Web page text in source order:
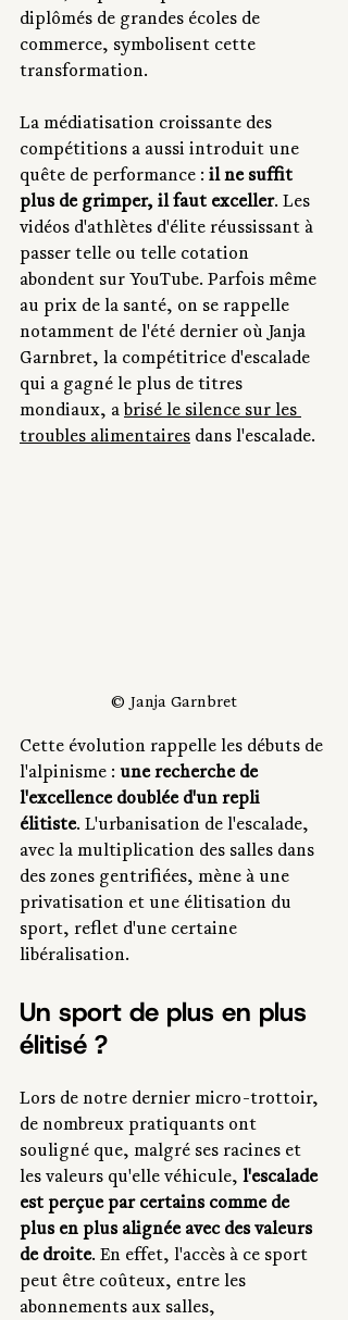
diplômés de grandes écoles de
commerce, symbolisent cette
transformation.
La médiatisation croissante des
compétitions a aussi introduit une
quête de performance : il ne suffit
plus de grimper, il faut exceller. Les
vidéos d'athlètes d'élite réussissant à
passer telle ou telle cotation
abondent sur YouTube. Parfois même
au prix de la santé, on se rappelle
notamment de l'été dernier où Janja
Garnbret, la compétitrice d'escalade
qui a gagné le plus de titres
mondiaux, a brisé le silence sur les
troubles alimentaires dans l'escalade.
© Janja Garnbret
Cette évolution rappelle les débuts de
l'alpinisme : une recherche de
l'excellence doublée d'un repli
élitiste. L'urbanisation de l'escalade,
avec la multiplication des salles dans
des zones gentrifiées, mène à une
privatisation et une élitisation du
sport, reflet d'une certaine
libéralisation.
Un sport de plus en plus
élitisé ?
Lors de notre dernier micro-trottoir,
de nombreux pratiquants ont
souligné que, malgré ses racines et
les valeurs qu'elle véhicule, l'escalade
est perçue par certains comme de
plus en plus alignée avec des valeurs
de droite. En effet, l'accès à ce sport
peut être coûteux, entre les
abonnements aux salles,